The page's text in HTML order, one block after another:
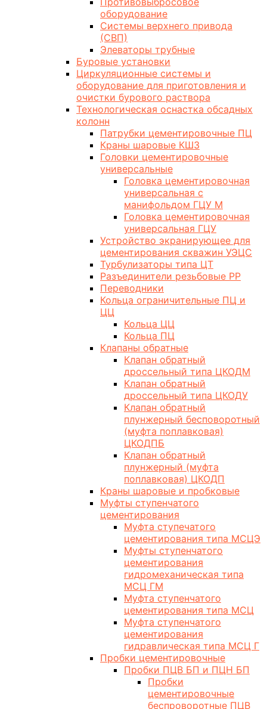
оборудование
Системы верхнего привода
(СВП)
Элеваторы трубные
Буровые установки
Циркуляционные системы и
оборудование для приготовления и
очистки бурового раствора
Технологическая оснастка обсадных
колонн
Патрубки цементировочные ПЦ
Краны шаровые КШЗ
Головки цементировочные
универсальные
Головка цементировочная
универсальная с
манифольдом ГЦУ М
Головка цементировочная
универсальная ГЦУ
Устройство экранирующее для
цементирования скважин УЭЦС
Турбулизаторы типа ЦТ
Разъединители резьбовые РР
Переводники
Кольца ограничительные ПЦ и
ЦЦ
Кольца ЦЦ
Кольца ПЦ
Клапаны обратные
Клапан обратный
дроссельный типа ЦКОДМ
Клапан обратный
дроссельный типа ЦКОДУ
Клапан обратный
плунжерный бесповоротный
(муфта поплавковая)
ЦКОДПБ
Клапан обратный
плунжерный (муфта
поплавковая) ЦКОДП
Краны шаровые и пробковые
Муфты ступенчатого
цементирования
Муфта ступечатого
цементирования типа МСЦЭ
Муфты ступенчатого
цементирования
гидромеханическая типа
МСЦ ГМ
Муфта ступенчатого
цементирования типа МСЦ
Муфта ступенчатого
цементирования
гидравлическая типа МСЦ Г
Пробки цементировочные
Пробки ПЦВ БП и ПЦН БП
Пробки
цементировочные
беспроворотные ПЦВ